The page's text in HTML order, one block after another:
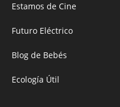
Estamos de Cine
Futuro Eléctrico
Blog de Bebés
Ecología Útil